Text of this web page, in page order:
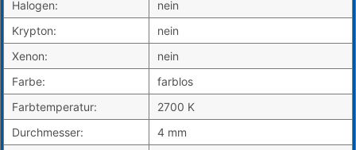
Halogen:
nein
Krypton:
nein
Xenon:
nein
Farbe:
farblos
Farbtemperatur:
2700 K
Durchmesser:
4 mm